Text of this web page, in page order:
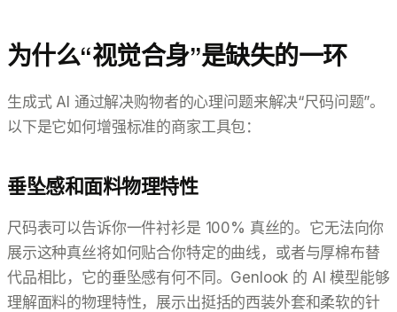
为什么“视觉合身”是缺失的一环
生成式 AI 通过解决购物者的心理问题来解决“尺码问题”。
以下是它如何增强标准的商家工具包：
垂坠感和面料物理特性
尺码表可以告诉你一件衬衫是 100% 真丝的。它无法向你
展示这种真丝将如何贴合你特定的曲线，或者与厚棉布替
代品相比，它的垂坠感有何不同。Genlook 的 AI 模型能够
理解面料的物理特性，展示出挺括的西装外套和柔软的针